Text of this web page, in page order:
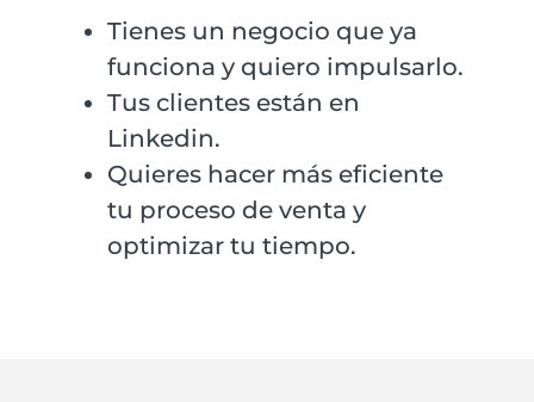
Tienes un negocio que ya
funciona y quiero impulsarlo.
Tus clientes están en
Linkedin.
Quieres hacer más eficiente
tu proceso de venta y
optimizar tu tiempo.